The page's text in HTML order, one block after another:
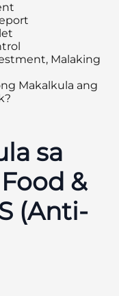
Malaking
Makalkula ang
sa
&
(Anti-